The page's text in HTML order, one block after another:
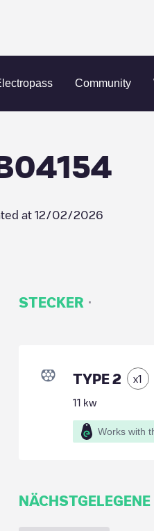
Community
Shell Recharge/19B04154
at 12/02/2026
STECKER ·
TYPE 2 x1
11 kw
Works with